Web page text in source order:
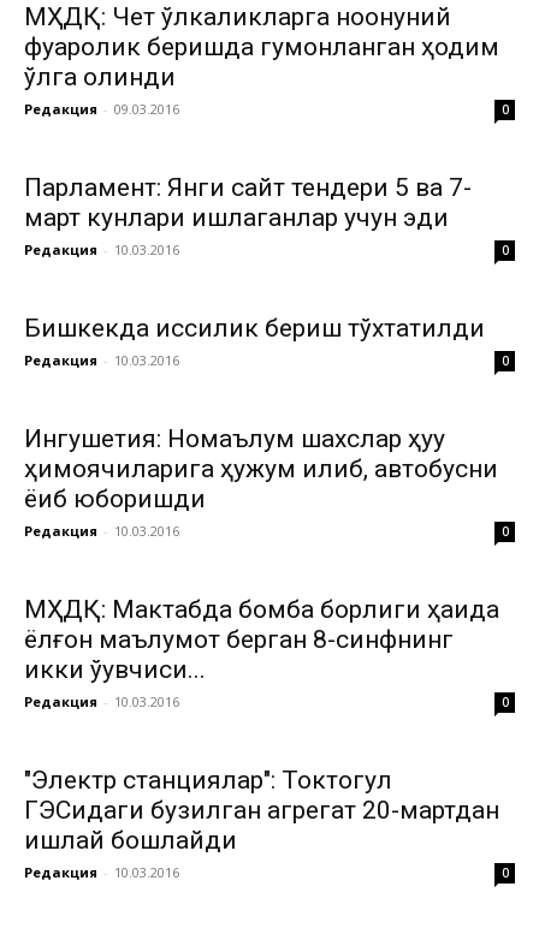
МҲДҚ: Чет ўлкаликларга ноқонуний
фуқаролик беришда гумонланган ҳодим
қўлга олинди
Редакция - 09.03.2016 0
Парламент: Янги сайт тендери 5 ва 7-
март кунлари ишлаганлар учун эди
Редакция - 10.03.2016 0
Бишкекда иссиқлик бериш тўхтатилди
Редакция - 10.03.2016 0
Ингушетия: Номаълум шахслар ҳуқуқ
ҳимоячиларига ҳужум қилиб, автобусни
ёқиб юборишди
Редакция - 10.03.2016 0
МҲДҚ: Мактабда бомба борлиги ҳақида
ёлғон маълумот берган 8-синфнинг
икки ўқувчиси...
Редакция - 10.03.2016 0
"Электр станциялар": Токтогул
ГЭСидаги бузилган агрегат 20-мартдан
ишлай бошлайди
Редакция - 10.03.2016 0